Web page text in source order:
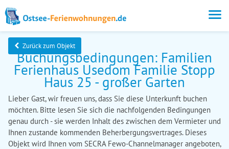
Zurück zum Objekt
Buchungsbedingungen: Familien
Ferienhaus Usedom Familie Stopp
Haus 25 - großer Garten
Lieber Gast, wir freuen uns, dass Sie diese Unterkunft buchen
möchten. Bitte lesen Sie sich die nachfolgenden Bedingungen
genau durch - sie werden Inhalt des zwischen dem Vermieter und
Ihnen zustande kommenden Beherbergungsvertrages. Dieses
Objekt wird Ihnen vom SECRA Fewo-Channelmanager angeboten,